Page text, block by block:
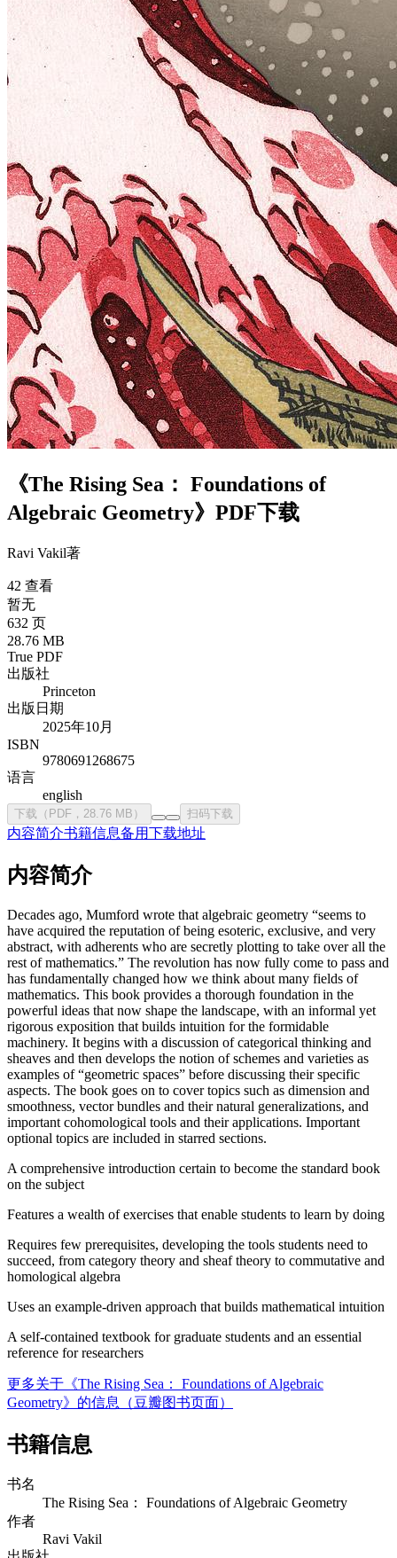
《The Rising Sea： Foundations of
Algebraic Geometry》PDF下载
Ravi Vakil著
42 查看
暂无
632 页
28.76 MB
True PDF
出版社
Princeton
出版日期
2025年10月
ISBN
9780691268675
语言
english
下载（PDF，28.76 MB） 扫码下载
内容简介书籍信息备用下载地址
内容简介
Decades ago, Mumford wrote that algebraic geometry “seems to
have acquired the reputation of being esoteric, exclusive, and very
abstract, with adherents who are secretly plotting to take over all the
rest of mathematics.” The revolution has now fully come to pass and
has fundamentally changed how we think about many fields of
mathematics. This book provides a thorough foundation in the
powerful ideas that now shape the landscape, with an informal yet
rigorous exposition that builds intuition for the formidable
machinery. It begins with a discussion of categorical thinking and
sheaves and then develops the notion of schemes and varieties as
examples of “geometric spaces” before discussing their specific
aspects. The book goes on to cover topics such as dimension and
smoothness, vector bundles and their natural generalizations, and
important cohomological tools and their applications. Important
optional topics are included in starred sections.
A comprehensive introduction certain to become the standard book
on the subject
Features a wealth of exercises that enable students to learn by doing
Requires few prerequisites, developing the tools students need to
succeed, from category theory and sheaf theory to commutative and
homological algebra
Uses an example-driven approach that builds mathematical intuition
A self-contained textbook for graduate students and an essential
reference for researchers
更多关于《The Rising Sea： Foundations of Algebraic
Geometry》的信息（豆瓣图书页面）
书籍信息
书名
The Rising Sea： Foundations of Algebraic Geometry
作者
Ravi Vakil